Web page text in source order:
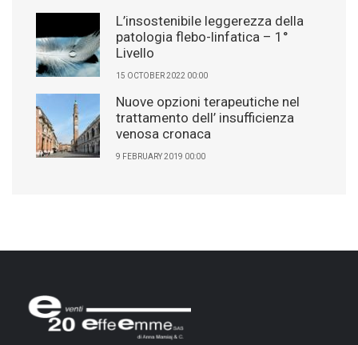
L’insostenibile leggerezza della
patologia flebo-linfatica – 1°
Livello
15 OCTOBER 2022 00:00
Nuove opzioni terapeutiche nel
trattamento dell’ insufficienza
venosa cronaca
9 FEBRUARY 2019 00:00